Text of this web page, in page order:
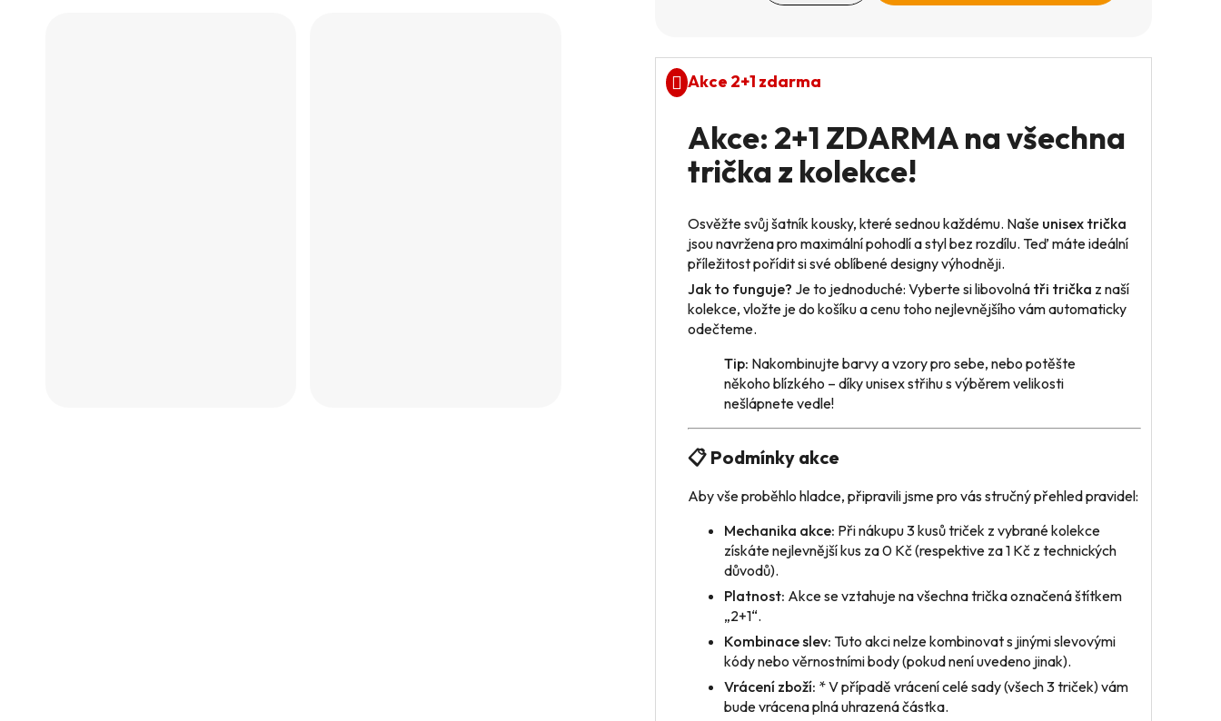
Akce 2+1 zdarma
Akce: 2+1 ZDARMA na všechna
trička z kolekce!
Osvěžte svůj šatník kousky, které sednou každému. Naše unisex trička
jsou navržena pro maximální pohodlí a styl bez rozdílu. Teď máte ideální
příležitost pořídit si své oblíbené designy výhodněji.
Jak to funguje? Je to jednoduché: Vyberte si libovolná tři trička z naší
kolekce, vložte je do košíku a cenu toho nejlevnějšího vám automaticky
odečteme.
Tip: Nakombinujte barvy a vzory pro sebe, nebo potěšte
někoho blízkého – díky unisex střihu s výběrem velikosti
nešlápnete vedle!
📋 Podmínky akce
Aby vše proběhlo hladce, připravili jsme pro vás stručný přehled pravidel:
Mechanika akce: Při nákupu 3 kusů triček z vybrané kolekce
získáte nejlevnější kus za 0 Kč (respektive za 1 Kč z technických
důvodů).
Platnost: Akce se vztahuje na všechna trička označená štítkem
„2+1“.
Kombinace slev: Tuto akci nelze kombinovat s jinými slevovými
kódy nebo věrnostními body (pokud není uvedeno jinak).
Vrácení zboží: * V případě vrácenícelé sady(všech 3 triček) vám
bude vrácena plná uhrazená částka.